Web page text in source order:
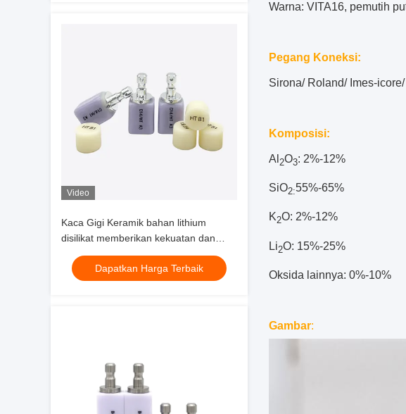
Video
Kaca Gigi Keramik bahan lithium
disilikat memberikan kekuatan dan
kinerja estetika untuk pekerjaan gigi
anterior Dapatkan Harga Terbaik
Warna: VITA16, pemutih
Pegang Koneksi:
Sirona/ Roland/ Imes-
Komposisi:
Al 2O3: 2%-12%
SiO2:55%-65%
K2O: 2%-12%
Li2O: 15%-25%
Oksida lainnya: 0%-10%
Gambar: